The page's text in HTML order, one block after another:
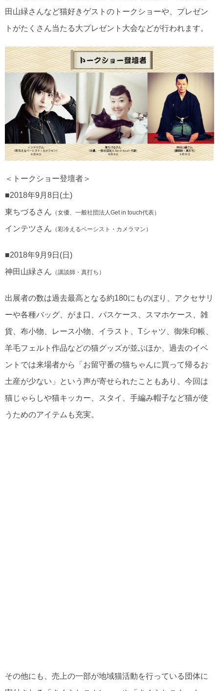
田山緑さんなど猫好きゲストのトークショーや、プレゼン
トがたくさん当たる大プレゼント大会などが行われます。
＜トークショー登壇者＞
■2018年9月8日(土)
東ちづるさん （女優、一般社団法人Get in touch代表）
インテツさん （彩冷えるベーシスト・カメラマン）
■2018年9月9日(日)
神田山緑さん （講談師・真打ち）
出展者の数は過去最高となる約180にものぼり、アクセサリ
ーや各種バッグ、がま口、パスケース、スマホケース、雑
貨、布小物、レース小物、イラスト、Tシャツ、御朱印帳、
羊毛フェルト作品などの猫グッズが並ぶほか、過去のイベ
ントでは来場者から「お留守番の猫ちゃんに買って帰るお
土産が少ない」という声が寄せられたこともあり、今回は
猫じゃらしや猫キッカー、スタイ、手編み帽子など猫が使
うためのアイテムも充実。
その他にも、売上の一部が地域猫活動を行っている団体に